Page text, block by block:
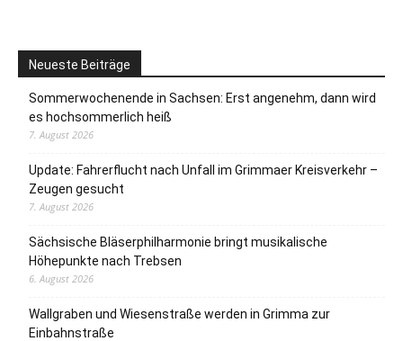
Neueste Beiträge
Sommerwochenende in Sachsen: Erst angenehm, dann wird
es hochsommerlich heiß
7. August 2026
Update: Fahrerflucht nach Unfall im Grimmaer Kreisverkehr –
Zeugen gesucht
7. August 2026
Sächsische Bläserphilharmonie bringt musikalische
Höhepunkte nach Trebsen
6. August 2026
Wallgraben und Wiesenstraße werden in Grimma zur
Einbahnstraße